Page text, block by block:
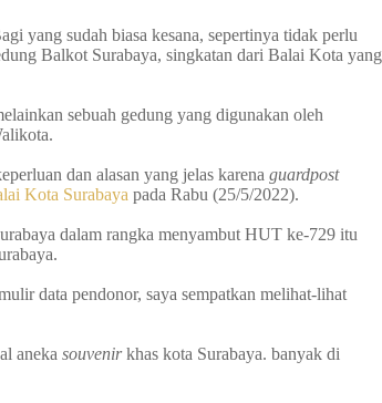
yang sudah biasa kesana, sepertinya tidak perlu
Balkot Surabaya, singkatan dari Balai Kota yang
sebuah gedung yang digunakan oleh
dan alasan yang jelas karena guardpost
Kota Surabaya pada Rabu (25/5/2022).
dalam rangka menyambut HUT ke-729 itu
data pendonor, saya sempatkan melihat-lihat
aneka souvenirkhas kota Surabaya. banyak di